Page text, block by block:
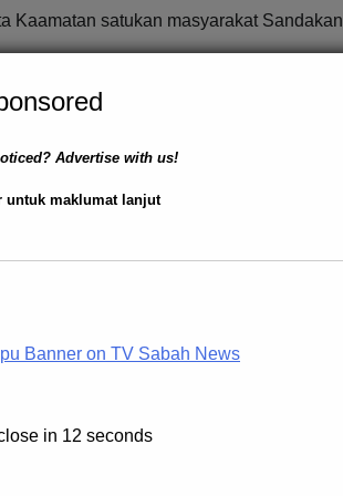
Kaamatan satukan masyarakat Sandakan
Kerajaan Negeri Sabah menyambut baik
Advertise with us!
untuk maklumat lanjut
in 11 seconds